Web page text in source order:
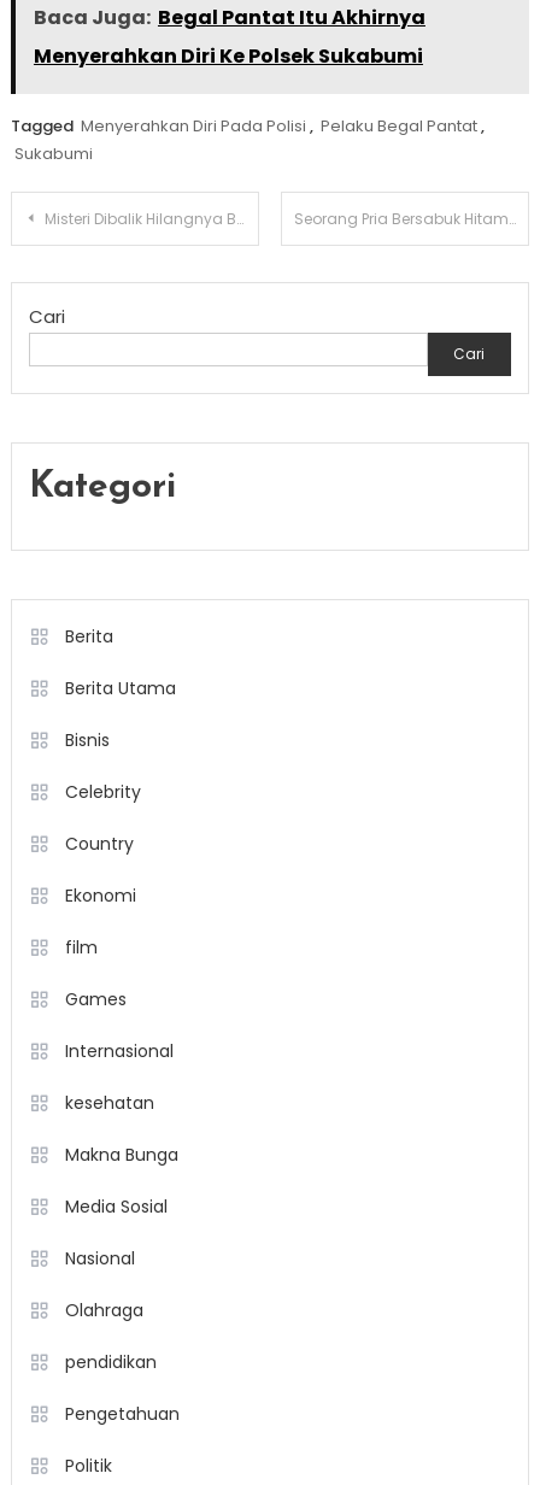
Baca Juga: Begal Pantat Itu Akhirnya
Menyerahkan Diri Ke Polsek Sukabumi
Tagged Menyerahkan Diri Pada Polisi , Pelaku Begal Pantat,
Sukabumi
Navigasi
Misteri Dibalik Hilangnya Balita Didalam Rumah Saat Mudik Lebaran Di Subang Seorang Pria Bersabuk Hitam Bela Diri Melakukan KDRT Pada Istrinya Selama 8 Tahun Di Bekasi
Cari
Cari
Kategori
Berita
Berita Utama
Bisnis
Celebrity
Country
Ekonomi
film
Games
Internasional
kesehatan
Makna Bunga
Media Sosial
Nasional
Olahraga
pendidikan
Pengetahuan
Politik